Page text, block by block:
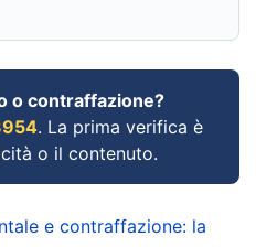
o contraffazione?
. La prima verifica è
o il contenuto.
e contraffazione: la